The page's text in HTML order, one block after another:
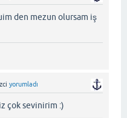
den mezun olursam iş
yorumladı
çok sevinirim :)